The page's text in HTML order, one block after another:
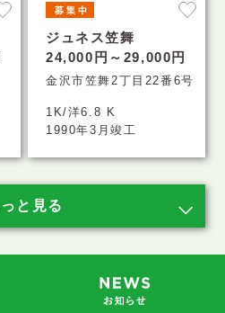
ジュネス笠舞
24,000円～29,000円
金沢市笠舞2丁目22番6号
1K/洋6.8 K
1990年3月竣工